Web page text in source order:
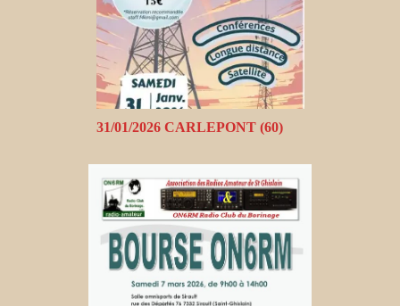
31/01/2026 CARLEPONT (60)